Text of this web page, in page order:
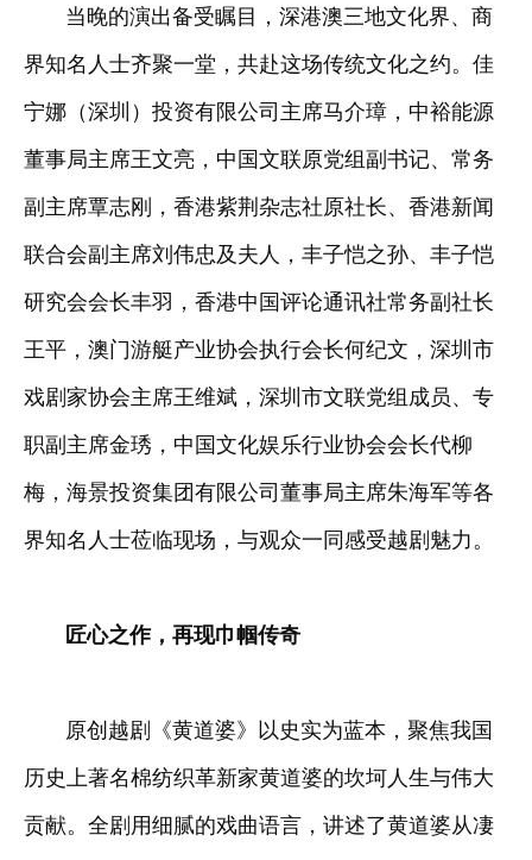
当晚的演出备受瞩目，深港澳三地文化界、商
界知名人士齐聚一堂，共赴这场传统文化之约。佳
宁娜（深圳）投资有限公司主席马介璋，中裕能源
董事局主席王文亮，中国文联原党组副书记、常务
副主席覃志刚，香港紫荆杂志社原社长、香港新闻
联合会副主席刘伟忠及夫人，丰子恺之孙、丰子恺
研究会会长丰羽，香港中国评论通讯社常务副社长
王平，澳门游艇产业协会执行会长何纪文，深圳市
戏剧家协会主席王维斌，深圳市文联党组成员、专
职副主席金琇，中国文化娱乐行业协会会长代柳
梅，海景投资集团有限公司董事局主席朱海军等各
界知名人士莅临现场，与观众一同感受越剧魅力。
匠心之作，再现巾帼传奇
原创越剧《黄道婆》以史实为蓝本，聚焦我国
历史上著名棉纺织革新家黄道婆的坎坷人生与伟大
贡献。全剧用细腻的戏曲语言，讲述了黄道婆从凄